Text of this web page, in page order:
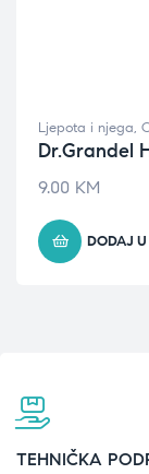
Ljepota i njega,
Dr.Grandel
9.00 KM
DODAJ U
TEHNIČKA